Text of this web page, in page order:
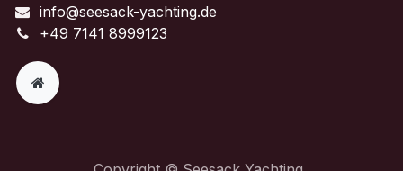
info@seesack-yachting.de
+49 7141 8999123